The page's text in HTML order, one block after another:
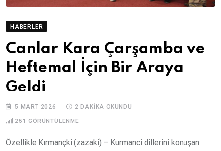
HABERLER
Canlar Kara Çarşamba ve
Heftemal İçin Bir Araya
Geldi
5 MART 2026 2 DAKIKA OKUNDU
251 GÖRÜNTÜLENME
Özellikle Kırmançki (zazaki) – Kurmanci dillerini konuşan